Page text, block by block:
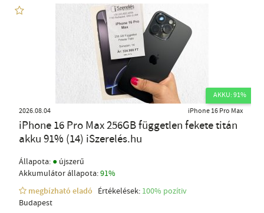
AKKU: 91%
2026.08.04
iPhone 16 Pro Max
iPhone 16 Pro Max 256GB független fekete titán
akku 91% (14) iSzerelés.hu
Állapota: ● újszerű
Akkumulátor állapota:91%
megbízható eladó
Értékelések: 100% pozítiv
Budapest